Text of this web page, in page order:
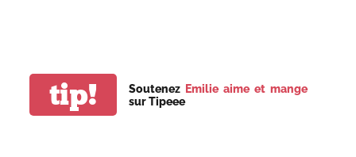
tip! Soutenez Emilie aime et mange
sur Tipeee